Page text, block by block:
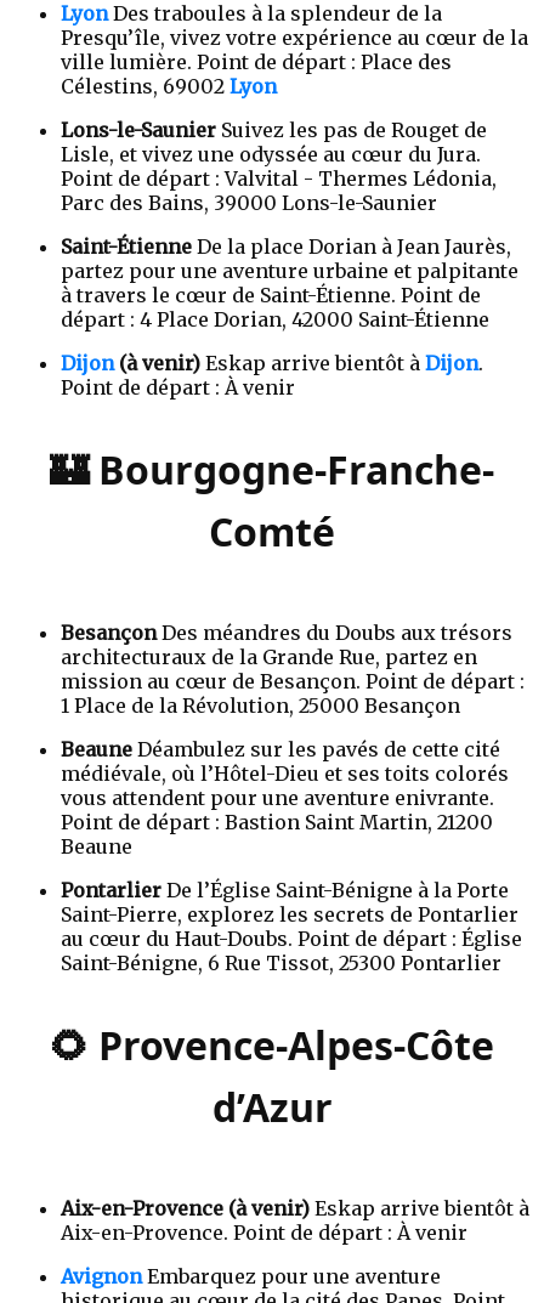
LyonDes traboules à la splendeur de la
Presqu’île, vivez votre expérience au cœur de la
ville lumière. Point de départ : Place des
Célestins, 69002 Lyon
Lons-le-Saunier Suivez les pas de Rouget de
Lisle, et vivez une odyssée au cœur du Jura.
Point de départ : Valvital - Thermes Lédonia,
Parc des Bains, 39000 Lons-le-Saunier
Saint-Étienne De la place Dorian à Jean Jaurès,
partez pour une aventure urbaine et palpitante
à travers le cœur de Saint-Étienne. Point de
départ : 4 Place Dorian, 42000 Saint-Étienne
Dijon(à venir) Eskap arrive bientôt à Dijon.
Point de départ : À venir
🏰 Bourgogne-Franche-
Comté
BesançonDes méandres du Doubs aux trésors
architecturaux de la Grande Rue, partez en
mission au cœur de Besançon. Point de départ :
1 Place de la Révolution, 25000 Besançon
Beaune Déambulez sur les pavés de cette cité
médiévale, où l’Hôtel-Dieu et ses toits colorés
vous attendent pour une aventure enivrante.
Point de départ : Bastion Saint Martin, 21200
Beaune
Pontarlier De l’Église Saint-Bénigne à la Porte
Saint-Pierre, explorez les secrets de Pontarlier
au cœur du Haut-Doubs. Point de départ : Église
Saint-Bénigne, 6 Rue Tissot, 25300 Pontarlier
🌻 Provence-Alpes-Côte
d’Azur
Aix-en-Provence (à venir) Eskap arrive bientôt à
Aix-en-Provence. Point de départ : À venir
AvignonEmbarquez pour une aventure